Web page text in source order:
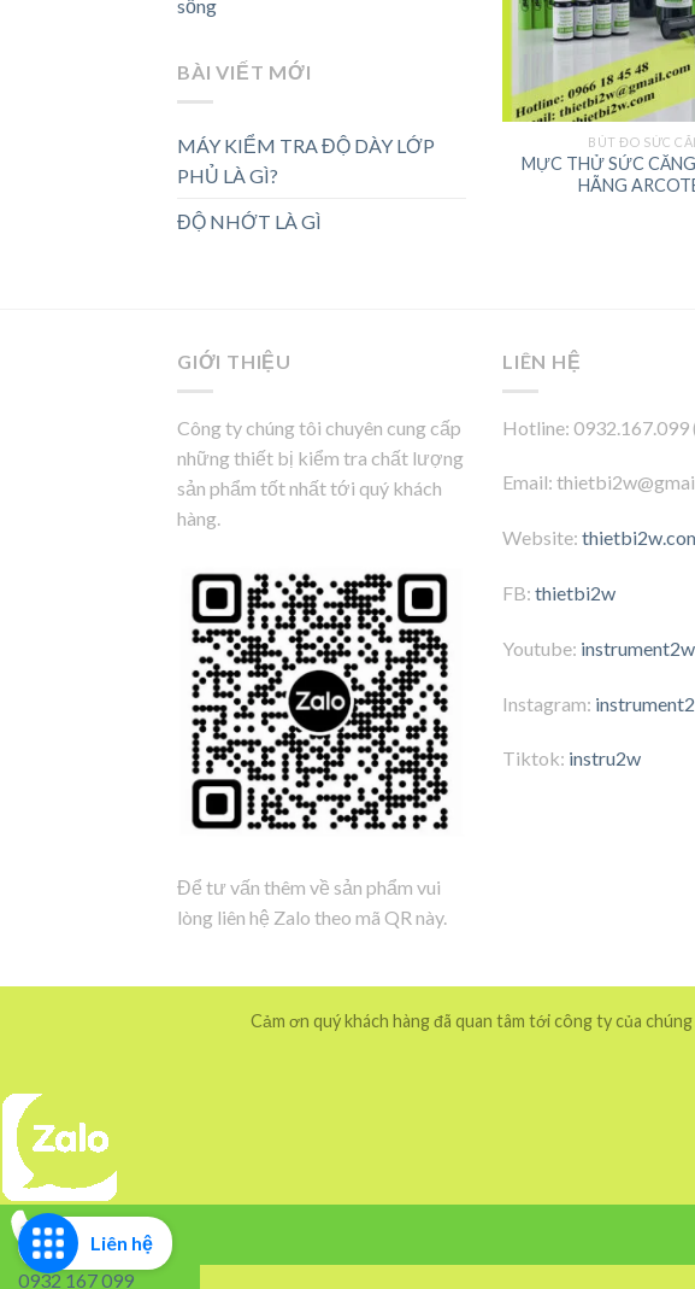
sống
BÀI VIẾT MỚI
MÁY KIỂM TRA ĐỘ DÀY LỚP
PHỦ LÀ GÌ?
ĐỘ NHỚT LÀ GÌ
BÚT ĐO SỨC
MỰC THỬ SỨC
HÃNG
GIỚI THIỆU
Công ty chúng tôi chuyên cung cấp
những thiết bị kiểm tra chất lượng
sản phẩm tốt nhất tới quý khách
hàng.
Để tư vấn thêm về sản phẩm vui
lòng liên hệ Zalo theo mã QR này.
LIÊN HỆ
Hotline: 0932.167.099
Email:
Website:
FB: thietbi2w
Youtube: instrument2w
Instagram:
Tiktok: instru2w
Cảm ơn quý khách hàng đã quan tâm tới công ty của
Liên hệ
0932 167 099